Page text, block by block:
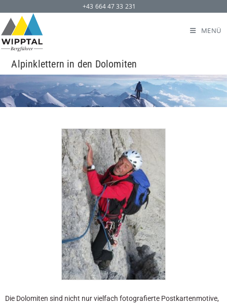
+43 664 47 33 231
MENÜ
Alpinklettern in den Dolomiten
Die Dolomiten sind nicht nur vielfach fotografierte Postkartenmotive,